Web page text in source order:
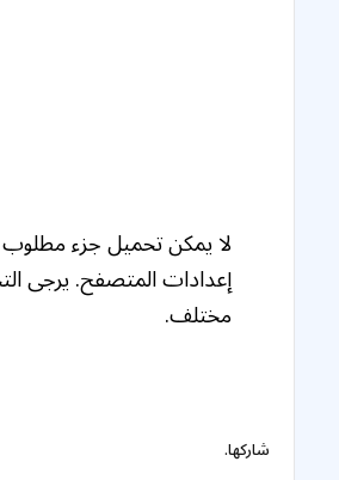
لا يمكن تحميل جزء
إعدادات المتصفح. يرجى
مختلف.
شاركها.